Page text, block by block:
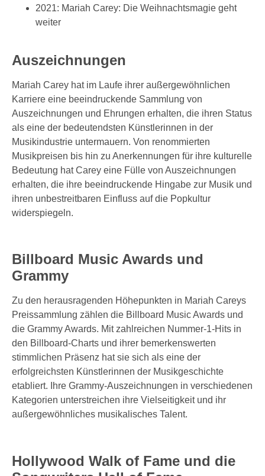
2021: Mariah Carey: Die Weihnachtsmagie geht
weiter
Auszeichnungen
Mariah Carey hat im Laufe ihrer außergewöhnlichen
Karriere eine beeindruckende Sammlung von
Auszeichnungen und Ehrungen erhalten, die ihren Status
als eine der bedeutendsten Künstlerinnen in der
Musikindustrie untermauern. Von renommierten
Musikpreisen bis hin zu Anerkennungen für ihre kulturelle
Bedeutung hat Carey eine Fülle von Auszeichnungen
erhalten, die ihre beeindruckende Hingabe zur Musik und
ihren unbestreitbaren Einfluss auf die Popkultur
widerspiegeln.
Billboard Music Awards und
Grammy
Zu den herausragenden Höhepunkten in Mariah Careys
Preissammlung zählen die Billboard Music Awards und
die Grammy Awards. Mit zahlreichen Nummer-1-Hits in
den Billboard-Charts und ihrer bemerkenswerten
stimmlichen Präsenz hat sie sich als eine der
erfolgreichsten Künstlerinnen der Musikgeschichte
etabliert. Ihre Grammy-Auszeichnungen in verschiedenen
Kategorien unterstreichen ihre Vielseitigkeit und ihr
außergewöhnliches musikalisches Talent.
Hollywood Walk of Fame und die